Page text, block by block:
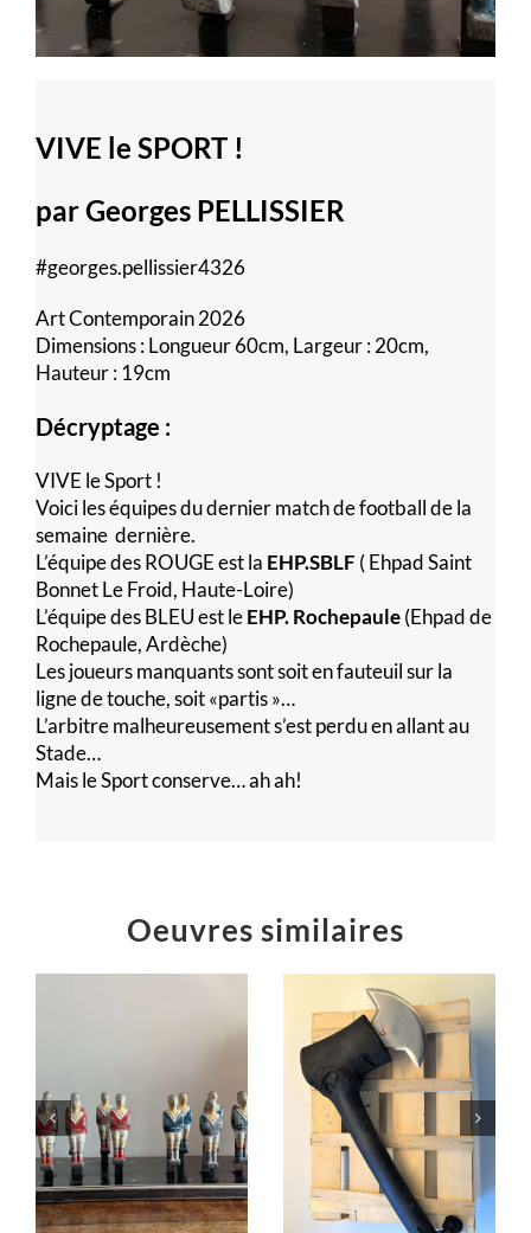
VIVE le SPORT !
par Georges PELLISSIER
#georges.pellissier4326
Art Contemporain 2026
Dimensions : Longueur 60cm, Largeur : 20cm,
Hauteur : 19cm
Décryptage :
VIVE le Sport !
Voici les équipes du dernier match de football de la
semaine dernière.
L’équipe des ROUGE est la EHP.SBLF ( Ehpad Saint
Bonnet Le Froid, Haute-Loire)
L’équipe des BLEU est leEHP. Rochepaule(Ehpad de
Rochepaule, Ardèche)
Les joueurs manquants sont soit en fauteuil sur la
ligne de touche, soit «partis »…
L’arbitre malheureusement s’est perdu en allant au
Stade…
Mais le Sport conserve… ah ah!
Oeuvres similaires
Hache rustique
Installations
« Burennade »
Installations